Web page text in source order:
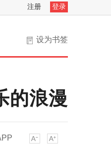
注册 登录
设为书签
的浪漫